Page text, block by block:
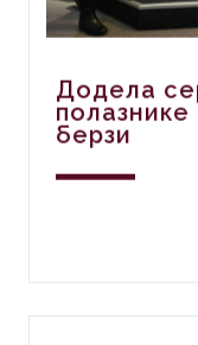
Додела
берзи